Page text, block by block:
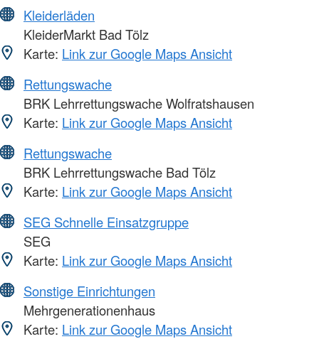
Kleiderläden
KleiderMarkt Bad Tölz
Karte: Link zur Google Maps Ansicht
Rettungswache
BRK Lehrrettungswache Wolfratshausen
Karte: Link zur Google Maps Ansicht
Rettungswache
BRK Lehrrettungswache Bad Tölz
Karte: Link zur Google Maps Ansicht
SEG Schnelle Einsatzgruppe
SEG
Karte: Link zur Google Maps Ansicht
Sonstige Einrichtungen
Mehrgenerationenhaus
Karte: Link zur Google Maps Ansicht